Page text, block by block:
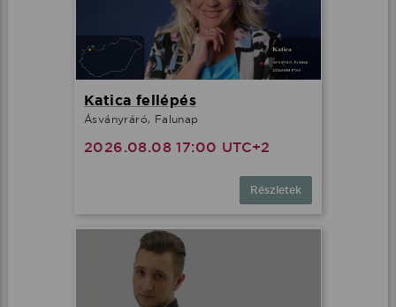
Katica fellépés
Ásványráró, Falunap
2026.08.08 17:00 UTC+2
Részletek